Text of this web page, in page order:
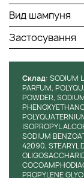
Вид шампуня
Застосування
Cклад: SODIUM
PARFUM,
POWDER,
ISOPROPYL
SODIUM
42090, STEARYL
PROPYLENE